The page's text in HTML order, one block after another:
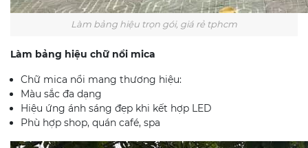
Làm bảng hiệu trọn gói, giá rẻ tphcm
Làm bảng hiệu chữ nổi mica
Chữ mica nổi mang thương hiệu:
Màu sắc đa dạng
Hiệu ứng ánh sáng đẹp khi kết hợp LED
Phù hợp shop, quán café, spa